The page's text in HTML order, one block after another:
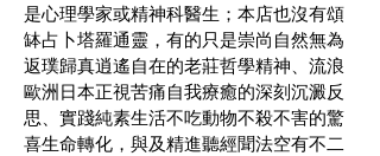
是心理學家或精神科醫生；本店也沒有頌
缽占卜塔羅通靈，有的只是崇尚自然無為
返璞歸真逍遙自在的老莊哲學精神、流浪
歐洲日本正視苦痛自我療癒的深刻沉澱反
思、實踐純素生活不吃動物不殺不害的驚
喜生命轉化，與及精進聽經聞法空有不二